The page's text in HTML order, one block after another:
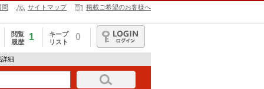
問 サイトマップ 掲載ご希望のお客様へ
閲覧
履歴
1
キープ
リスト
0
ログイン
細